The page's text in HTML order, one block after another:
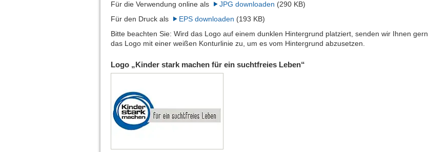
Für die Verwendung online als JPG downloaden (290 KB)
Für den Druck als
EPS downloaden (193 KB)
Bitte beachten Sie: Wird das Logo auf einem dunklen Hintergrund platziert, senden wir Ihnen gern
das Logo mit einer weißen Konturlinie zu, um es vom Hintergrund abzusetzen.
Logo „Kinder stark machen für ein suchtfreies Leben“